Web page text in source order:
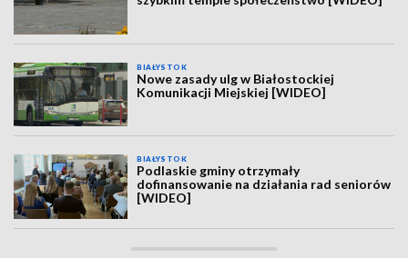
BIAŁYSTOK
Nowe zasady ulg w Białostockiej
Komunikacji Miejskiej [WIDEO]
BIAŁYSTOK
Podlaskie gminy otrzymały
dofinansowanie na działania rad seniorów
[WIDEO]